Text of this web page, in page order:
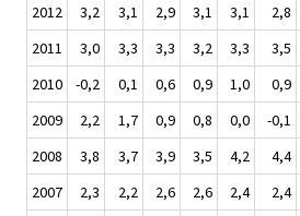
2012
3,2 3,1 2,9 3,1 3,1 2,8
2011
3,0 3,3 3,3 3,2 3,3 3,5
2010
-0,2 0,1 0,6 0,9 1,0 0,9
2009
2,2 1,7 0,9 0,8 0,0 -0,1
2008
3,8 3,7 3,9 3,5 4,2 4,4
2007
2,3 2,2 2,6 2,6 2,4 2,4